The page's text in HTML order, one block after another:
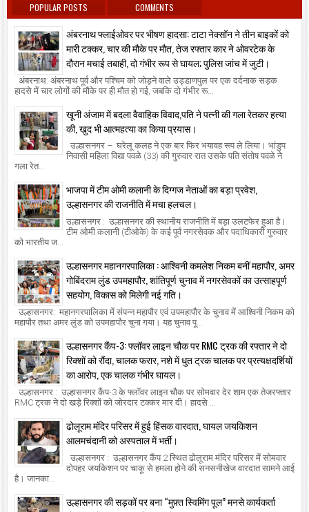
POPULAR POSTS
COMMENTS
अंबरनाथ फ्लाईओवर पर भीषण हादसा: टाटा नेक्सॉन ने तीन बाइकों को
मारी टक्कर, चार की मौके पर मौत, तेज रफ्तार कार ने ओवरटेक के
दौरान मचाई तबाही, दो गंभीर रूप से घायल; पुलिस जांच में जुटी।
अंबरनाथ: अंबरनाथ पूर्व और पश्चिम को जोड़ने वाले उड्डाणपुल पर एक दर्दनाक सड़क
हादसे में चार लोगों की मौके पर ही मौत हो गई, जबकि दो गंभीर रू...
खूनी अंजाम में बदला वैवाहिक विवाद,पति ने पत्नी की गला रेतकर हत्या
की, खुद भी आत्महत्या का किया प्रयास।
उल्हासनगर – घरेलू कलह ने एक बार फिर भयावह रूप ले लिया। भांडुप
निवासी महिला विद्या पवळे (33) की गुरुवार रात उसके पति संतोष पवळे ने
गला रेत...
भाजपा में टीम ओमी कलानी के दिग्गज नेताओं का बड़ा प्रवेश,
उल्हासनगर की राजनीति में मचा हलचल।
उल्हासनगर : उल्हासनगर की स्थानीय राजनीति में बड़ा उलटफेर हुआ है।
टीम ओमी कलानी (टीओके) के कई पूर्व नगरसेवक और पदाधिकारी गुरुवार
को भारतीय ज...
उल्हासनगर महानगरपालिका : आश्विनी कमलेश निकम बनीं महापौर, अमर
गोबिंदराम लुंड उपमहापौर, शांतिपूर्ण चुनाव में नगरसेवकों का उत्साहपूर्ण
सहयोग, विकास को मिलेगी नई गति।
उल्हासनगर: महानगरपालिका में संपन्न महापौर एवं उपमहापौर के चुनाव में आश्विनी निकम को
महापौर तथा अमर लुंड को उपमहापौर चुना गया। यह चुनाव पू...
उल्हासनगर कैंप-3: फ्लॉवर लाइन चौक पर RMC ट्रक की रफ्तार ने दो
रिक्शों को रौंदा, चालक फरार, नशे में धुत ट्रक चालक पर प्रत्यक्षदर्शियों
का आरोप, एक चालक गंभीर घायल।
उल्हासनगर : उल्हासनगर कैंप-3 के फ्लॉवर लाइन चौक पर सोमवार देर शाम एक तेजरफ्तार
RMC ट्रक ने दो खड़े रिक्शों को जोरदार टक्कर मार दी। हादसे ...
ढोलूराम मंदिर परिसर में हुई हिंसक वारदात, घायल जयकिशन
आलमचंदानी को अस्पताल में भर्ती।
उल्हासनगर : उल्हासनगर कैंप 2 स्थित ढोलूराम मंदिर परिसर में सोमवार
दोपहर जयकिशन पर चाकू से हमला होने की सनसनीखेज वारदात सामने आई
है। जानका...
उल्हासनगर की सड़कों पर बना “मुफ़्त स्विमिंग पूल” मनसे कार्यकर्ता